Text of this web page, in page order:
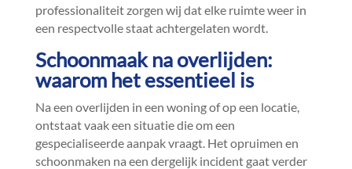
professionaliteit zorgen wij dat elke ruimte weer in
een respectvolle staat achtergelaten wordt.​
Schoonmaak na overlijden:
waarom het essentieel is
Na een overlijden in een woning of op een locatie,
ontstaat vaak een situatie die om een
gespecialiseerde aanpak vraagt.​ Het opruimen en
schoonmaken na een dergelijk incident gaat verder